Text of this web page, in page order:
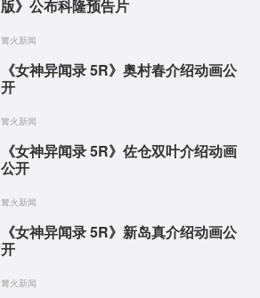
版》公布科隆预告片
篝火新闻
《女神异闻录 5R》奥村春介绍动画公
开
篝火新闻
《女神异闻录 5R》佐仓双叶介绍动画
公开
篝火新闻
《女神异闻录 5R》新岛真介绍动画公
开
篝火新闻